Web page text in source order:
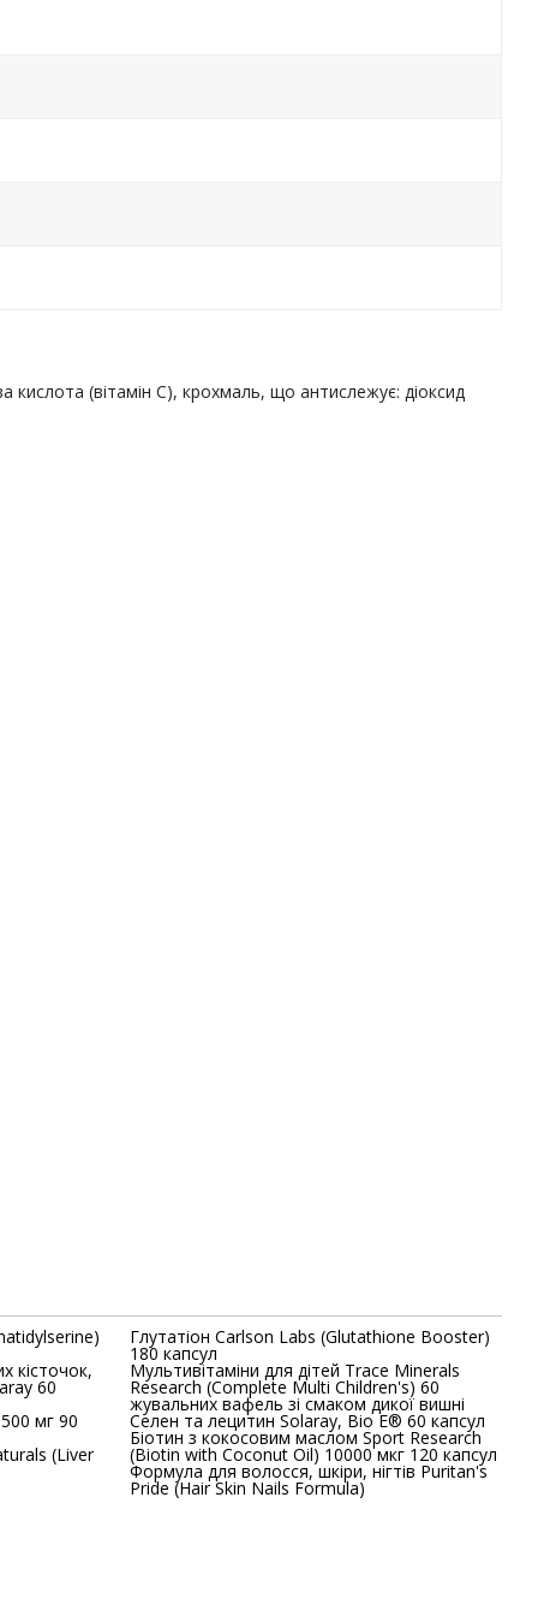
(вітамін С), крохмаль, що антислежує: діоксид
кісточок,
60
(Liver
Глутатіон Carlson Labs (Glutathione Booster)
180 капсул
Мультивітаміни для дітей Trace Minerals
Research (Complete Multi Children's) 60
жувальних вафель зі смаком дикої вишні
Селен та лецитин Solaray, Bio E® 60 капсул
Біотин з кокосовим маслом Sport Research
(Biotin with Coconut Oil) 10000 мкг 120 капсул
Формула для волосся, шкіри, нігтів Puritan's
Pride (Hair Skin Nails Formula)